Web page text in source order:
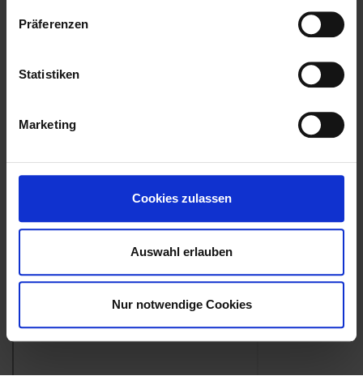
Präferenzen
Statistiken
Marketing
Cookies zulassen
Auswahl erlauben
Nur notwendige Cookies